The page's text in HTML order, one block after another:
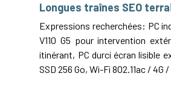
Longues traînes SEO
Expressions recherchées: PC
V110 G5 pour intervention
itinérant, PC durci écran lisible
SSD 256 Go, Wi-Fi 802.11ac /